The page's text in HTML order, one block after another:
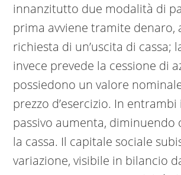
innanzitutto due modalità di
prima avviene tramite denaro,
richiesta di un’uscita di cassa;
invece prevede la cessione di
possiedono un valore
prezzo d’esercizio. In entrambi
passivo aumenta, diminuendo
la cassa. Il capitale sociale
variazione, visibile in bilancio